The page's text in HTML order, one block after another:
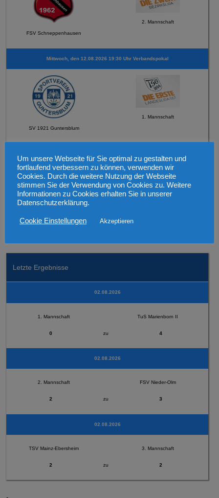
FSV Schneppenhausen
2. Mannschaft
Mittwoch, den 12.08.2026 19:30 Uhr Verbandspokal
SV 1921 Guntersblum
1. Mannschaft
Letzte Ergebnisse
02.08.2026
1. Mannschaft TuS Marienborn II
0 zu 4
02.08.2026
2. Mannschaft FSV Nieder-Olm
2 zu 3
02.08.2026
TSV Mainz-Ebersheim 3. Mannschaft
2 zu 2
Um unsere Webseite für Sie optimal zu gestalten und
fortlaufend verbessern zu können, verwenden wir
Cookies. Durch die weitere Nutzung der Webseite
stimmen Sie der Verwendung von Cookies zu. Weitere
Informationen zu Cookies erhalten Sie in unserer
Datenschutzerklärung.
Cookie Einstellungen Akzeptieren